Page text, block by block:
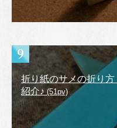
折り紙のサメの折り
紹介♪(51pv)